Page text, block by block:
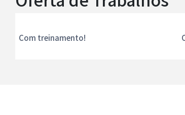
Com treinamento!